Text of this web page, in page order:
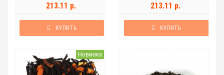
213.11 р.
КУПИТЬ
213.11 р.
КУПИТЬ
Новинка